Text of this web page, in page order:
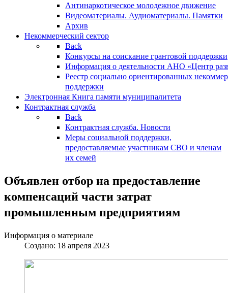
Антинаркотическое молодежное движение
Видеоматериалы. Аудиоматериалы. Памятки
Архив
Некоммерческий сектор
Back
Конкурсы на соискание грантовой поддержки
Информация о деятельности АНО «Центр
Реестр социально ориентированных
поддержки
Электронная Книга памяти муниципалитета
Контрактная служба
Back
Контрактная служба. Новости
Меры социальной поддержки,
предоставляемые участникам СВО и членам
их семей
Объявлен отбор на предоставление
компенсаций части затрат
промышленным предприятиям
Информация о материале
Создано: 18 апреля 2023